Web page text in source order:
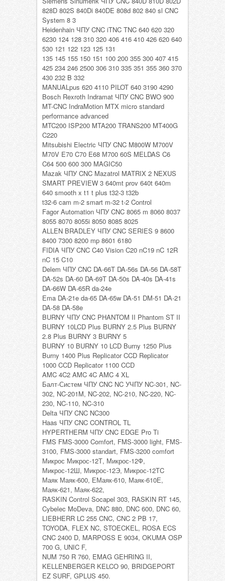
828D 802S 840Di 840DE 808d 802 840 sl CNC
System 8 3
Heidenhain ЧПУ CNC iTNC TNC 640 620 320
6230 124 128 310 320 406 416 410 426 620 640
530 121 122 123 125 131
135 145 155 150 151 100 200 355 300 407 415
425 234 246 2500 306 310 335 351 355 360 370
430 232 B 332
MANUALpus 620 4110 PILOT 640 3190 4290
Bosch Rexroth Indramat ЧПУ CNC BWO 900
MT-CNC IndraMotion MTX micro standard
performance advanced
MTC200 ISP200 MTA200 TRANS200 MT400G
C220
Mitsubishi Electric ЧПУ CNC M800W M700V
M70V E70 C70 E68 М700 60S MELDAS C6
C64 500 600 300 MAGIC50
Mazak ЧПУ CNC Mazatrol MATRIX 2 NEXUS
SMART PREVIEW 3 640mt prov 640t 640m
640 smooth x t1 t plus t32-3 t32b
t32-6 cam m-2 smart m-32 t-2 Control
Fagor Automation ЧПУ CNC 8065 m 8060 8037
8055 8070 8055i 8050 8085 8025
ALLEN BRADLEY ЧПУ CNC SERIES 9 8600
8400 7300 8200 mp 8601 6180
FIDIA ЧПУ CNC C40 Vision C20 nC19 nC 12R
nC 15 C10
Delem ЧПУ CNC DA-66T DA-56s DA-56 DA-58T
DA-52s DA-60 DA-69T DA-50s DA-40s DA-41s
DA-66W DA-65R da-24e
Ema DA-21e da-65 DA-65w DA-51 DM-51 DA-21
DA-58 DA-58e
BURNY ЧПУ CNC PHANTOM II Phantom ST II
BURNY 10LCD Plus BURNY 2.5 Plus BURNY
2.8 Plus BURNY 3 BURNY 5
BURNY 10 BURNY 10 LCD Burny 1250 Plus
Burny 1400 Plus Replicator CCD Replicator
1000 CCD Replicator 1100 CCD
AMC 4C2 AMC 4C AMC 4 XL
Балт-Систем ЧПУ CNC NC УЧПУ NC-301, NC-
302, NC-201M, NC-202, NC-210, NC-220, NC-
230, NC-110, NC-310
Delta ЧПУ CNC NC300
Haas ЧПУ CNC CONTROL TL
HYPERTHERM ЧПУ CNC EDGE Pro Ti
FMS FMS-3000 Comfort, FMS-3000 light, FMS-
3100, FMS-3000 standart, FMS-3200 comfort
Микрос Микрос-12Т, Микрос-12Ф,
Микрос-12Ш, Микрос-12Э, Микрос-12ТC
Маяк Маяк-600, ЕМаяк-610, Маяк-610Е,
Маяк-621, Маяк-622,
RASKIN Control Socapel 303, RASKIN RT 145,
Cybelec MoDeva, DNC 880, DNC 600, DNC 60,
LIEBHERR LC 255 CNC, CNC 2 PB 17,
TOYODA, FLEX NC, STOECKEL, ROSA ECS
CNC 2400 D, MARPOSS E 9034, OKUMA OSP
700 G, UNIC F,
NUM 750 R 760, EMAG GEHRING II,
KELLENBERGER KELCO 90, BRIDGEPORT
EZ SURF, GPLUS 450.